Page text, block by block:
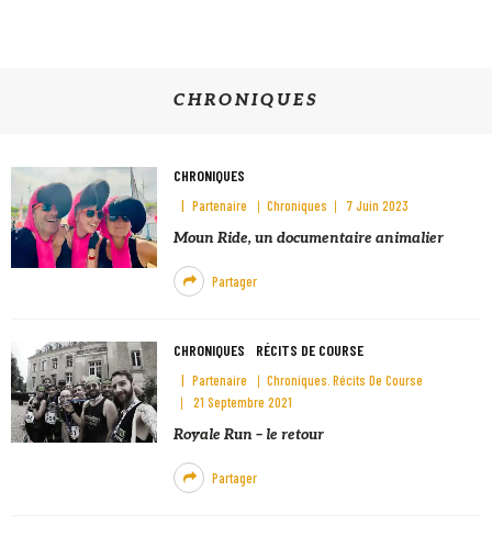
CHRONIQUES
CHRONIQUES
Partenaire Chroniques
7 Juin 2023
Moun Ride, un documentaire animalier
Partager
CHRONIQUES RÉCITS DE COURSE
Partenaire Chroniques Récits De Course
21 Septembre 2021
Royale Run – le retour
Partager